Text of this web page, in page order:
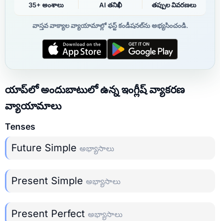
35+ అంశాలు AI తనిఖీ తప్పుల వివరణలు
వాస్తవ వాక్యాల వ్యాయామాల్లో ఫస్ట్ కండీషనల్‌ను అభ్యసించండి.
యాప్‌లో అందుబాటులో ఉన్న ఇంగ్లీష్ వ్యాకరణ
వ్యాయామాలు
Tenses
Future Simple అభ్యాసాలు
Present Simple అభ్యాసాలు
Present Perfect అభ్యాసాలు